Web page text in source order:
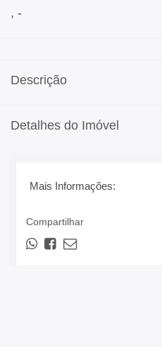
, -
Descrição
Detalhes do Imóvel
Mais Informações:
Compartilhar